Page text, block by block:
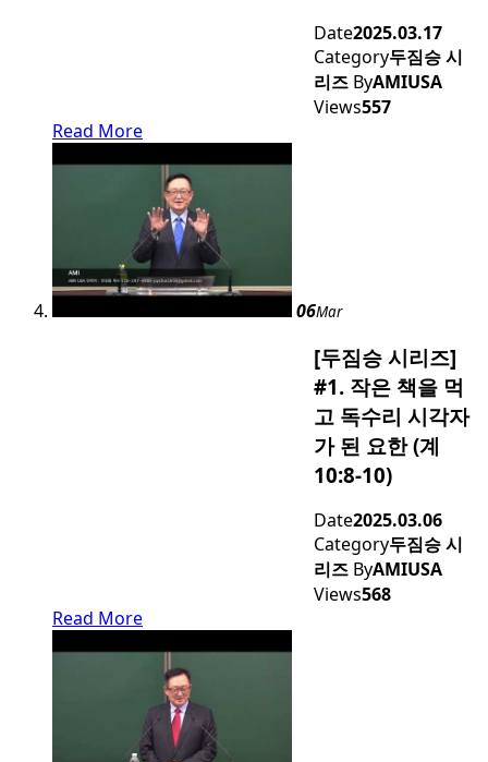
Date2025.03.17
Category두짐승 시
리즈 ByAMIUSA
Views557
Read More
06Mar
[두짐승 시리즈]
#1. 작은 책을 먹
고 독수리 시각자
가 된 요한 (계
10:8-10)
Date2025.03.06
Category두짐승 시
리즈 ByAMIUSA
Views568
Read More